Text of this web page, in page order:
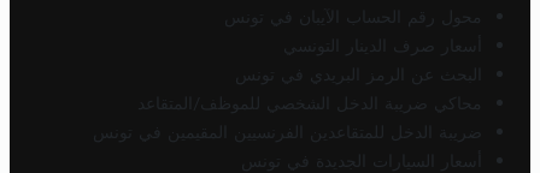
محول رقم الحساب الآيبان في تونس
أسعار صرف الدينار التونسي
البحث عن الرمز البريدي في تونس
محاكي ضريبة الدخل الشخصي للموظف/المتقاعد
ضريبة الدخل للمتقاعدين الفرنسيين المقيمين في تونس
أسعار السيارات الجديدة في تونس